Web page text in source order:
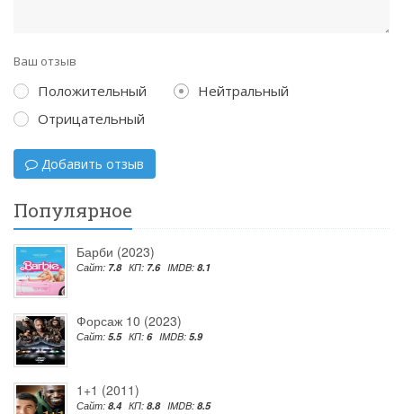
Ваш отзыв
Положительный
Нейтральный
Отрицательный
Добавить отзыв
Популярное
Барби (2023)
Сайт: 7.8 КП: 7.6 IMDB: 8.1
Форсаж 10 (2023)
Сайт: 5.5 КП: 6 IMDB: 5.9
1+1 (2011)
Сайт: 8.4 КП: 8.8 IMDB: 8.5